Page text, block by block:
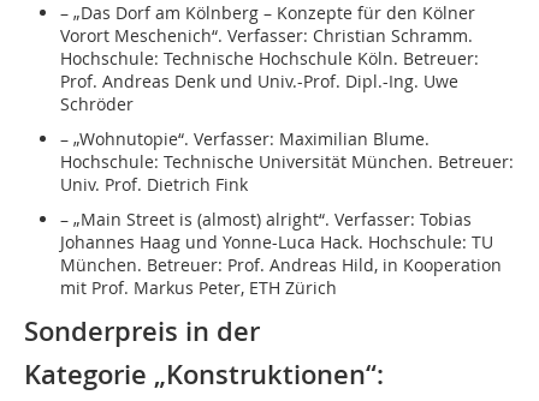
– „Das Dorf am Kölnberg – Konzepte für den Kölner
Vorort Meschenich“. Verfasser: Christian Schramm.
Hochschule: Technische Hochschule Köln. Betreuer:
Prof. Andreas Denk und Univ.-Prof. Dipl.-Ing. Uwe
Schröder
– „Wohnutopie“. Verfasser: Maximilian Blume.
Hochschule: Technische Universität München. Betreuer:
Univ. Prof. Dietrich Fink
– „Main Street is (almost) alright“. Verfasser: Tobias
Johannes Haag und Yonne-Luca Hack. Hochschule: TU
München. Betreuer: Prof. Andreas Hild, in Kooperation
mit Prof. Markus Peter, ETH Zürich
Sonderpreis in der
Kategorie „Konstruktionen“: